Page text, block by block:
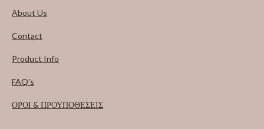
About Us
Contact
Product Info
FAQ's
ΟΡΟΙ & ΠΡΟΥΠΟΘΕΣΕΙΣ